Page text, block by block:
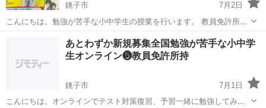
銚子市
7月2日
こんにちは。勉強が苦手な小中学生の授業を行います。 教員免許所持
者がただの解説ではなく質問により理解度を確認しながら授業を行い
ます。できるだけ問題を解くことを意識して行っていますので点数が
あがりやすいと思います。一緒に頑張っ...
家庭教師 オンライン
あとわずか新規募集全国勉強が苦手な小中学
生オンライン❺教員免許所持
銚子市
7月1日
こんにちは。オンラインでテスト対策復習、予習一緒に勉強してみま